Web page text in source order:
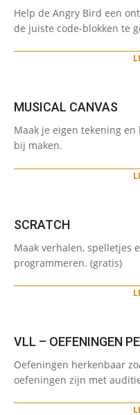
05-
27
Help de Angry Bird een
de juiste code-blokken te
MUSICAL CANVAS
05-
14
Maak je eigen tekening
bij maken.
SCRATCH
03-
26
Maak verhalen, spelletjes
programmeren. (gratis)
VLL – OEFENINGEN
03-
25
Oefeningen herkenbaar
oefeningen zijn met